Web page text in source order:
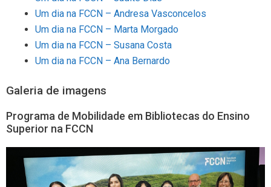
Um dia na FCCN – Andresa Vasconcelos
Um dia na FCCN – Marta Morgado
Um dia na FCCN – Susana Costa
Um dia na FCCN – Ana Bernardo
Galeria de imagens
Programa de Mobilidade em Bibliotecas do Ensino
Superior na FCCN